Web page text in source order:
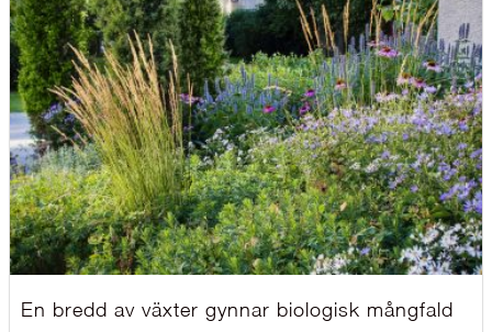
En bredd av växter gynnar biologisk mångfald